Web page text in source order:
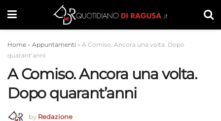
Home » Appuntamenti » A Comiso. Ancora una volta. Dopo
quarant’anni
A Comiso. Ancora una volta.
Dopo quarant’anni
by Redazione